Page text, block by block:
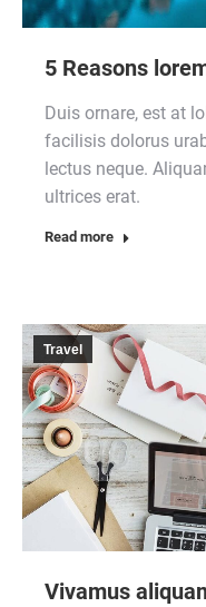
5 Reasons
Duis ornare, est at
facilisis dolorus
lectus neque.
ultrices erat.
Read more
Travel
Vivamus